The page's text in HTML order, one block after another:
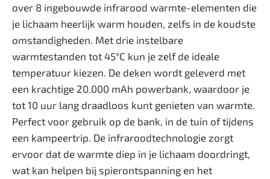
over 8 ingebouwde infrarood warmte-elementen die
je lichaam heerlijk warm houden, zelfs in de koudste
omstandigheden. Met drie instelbare
warmtestanden tot 45°C kun je zelf de ideale
temperatuur kiezen. De deken wordt geleverd met
een krachtige 20.000 mAh powerbank, waardoor je
tot 10 uur lang draadloos kunt genieten van warmte.
Perfect voor gebruik op de bank, in de tuin of tijdens
een kampeertrip. De infraroodtechnologie zorgt
ervoor dat de warmte diep in je lichaam doordringt,
wat kan helpen bij spierontspanning en het